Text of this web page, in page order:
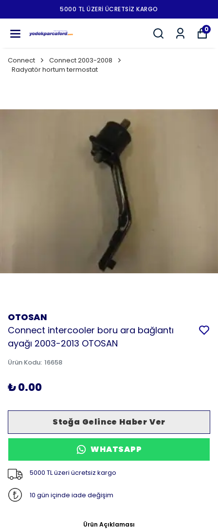
5000 TL ÜZERI ÜCRETSIZ KARGO
0
Connect
Connect 2003-2008
Radyatör hortum termostat
OTOSAN
Connect intercooler boru ara bağlantı
ayağı 2003-2013 OTOSAN
Ürün Kodu: 16658
₺ 0.00
Stoğa Gelince Haber Ver
WHATSAPP
5000 TL üzeri ücretsiz kargo
10 gün içinde iade değişim
Ürün Açıklaması